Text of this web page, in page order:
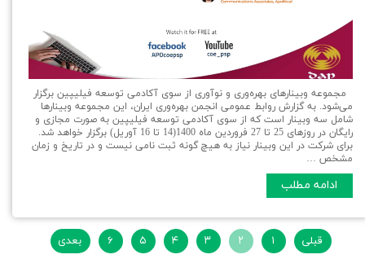
مجموعه وبینارهای بهره‌وری و نوآوری از سوی آکادمی توسعه فیلیپین برگزار
می‌شود. به گزارش روابط عمومی انجمن بهره‌وری ایران، اين مجموعه وبينارها
شامل سه وبينار است كه از سوی آکادمی توسعه فیلیپین به صورت مجازی و
رایگان در روزهای 25 تا 27 فروردین ماه 1400(14 تا 16 آوریل) برگزار خواهد شد.
برای شرکت در این وبینار نیاز به هیچ گونه ثبت نامی نیست و در تاریخ و زمان
مشخص …
ادامه مطلب
قبلی ۱ ۲ ۳ ۴ ۵ ۶ بعدی